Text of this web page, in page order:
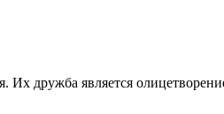
Их дружба является